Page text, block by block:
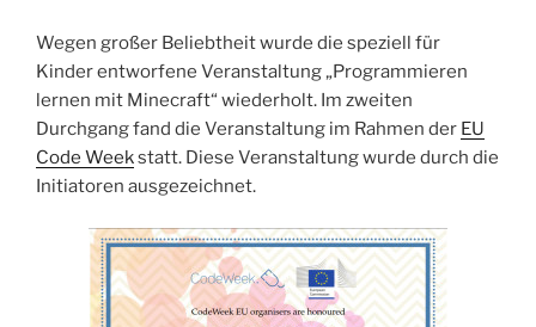
Wegen großer Beliebtheit wurde die speziell für
Kinder entworfene Veranstaltung „Programmieren
lernen mit Minecraft“ wiederholt. Im zweiten
Durchgang fand die Veranstaltung im Rahmen der EU
Code Weekstatt. Diese Veranstaltung wurde durch die
Initiatoren ausgezeichnet.